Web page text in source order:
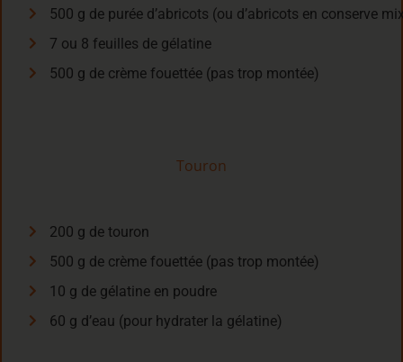
500 g de purée d’abricots (ou d’abricots en conserve
7 ou 8 feuilles de gélatine
500 g de crème fouettée (pas trop montée)
Touron
200 g de touron
500 g de crème fouettée (pas trop montée)
10 g de gélatine en poudre
60 g d’eau (pour hydrater la gélatine)